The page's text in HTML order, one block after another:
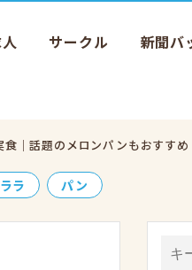
サークル 新聞バ
｜話題のメロンパンもおすすめ
ラ パン